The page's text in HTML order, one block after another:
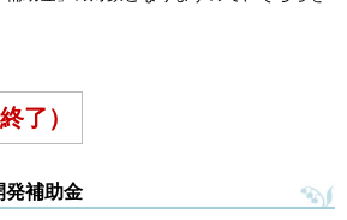
了）
発補助金